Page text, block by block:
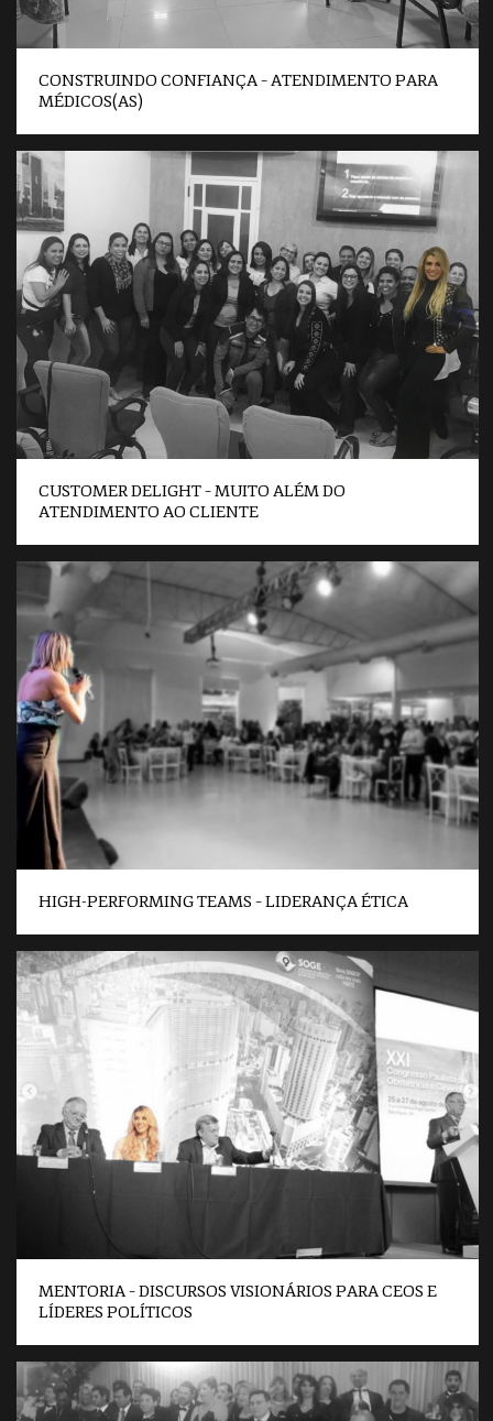
CONSTRUINDO CONFIANÇA – ATENDIMENTO PARA
MÉDICOS(AS)
CUSTOMER DELIGHT – MUITO ALÉM DO
ATENDIMENTO AO CLIENTE
HIGH-PERFORMING TEAMS – LIDERANÇA ÉTICA
MENTORIA – DISCURSOS VISIONÁRIOS PARA CEOS E
LÍDERES POLÍTICOS